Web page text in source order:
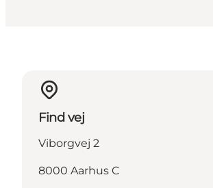
Find vej
Viborgvej 2
8000 Aarhus C